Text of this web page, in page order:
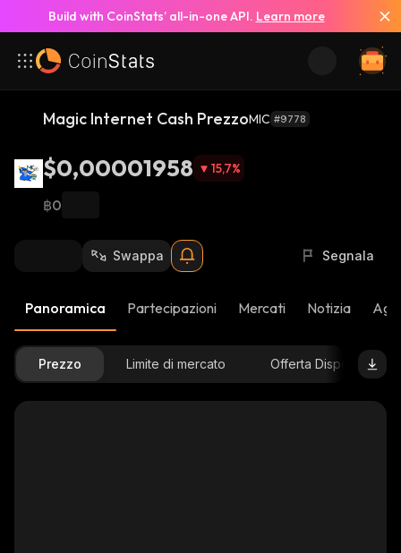
Build with CoinStats’ all-in-one API. Learn more
Magic Internet Cash PrezzoMIC #9778
$0,00001958 15,7%
฿0
Swappa Segnala
Panoramica Partecipazioni Mercati Notizia
Prezzo Limite di mercato Offerta Disponibile